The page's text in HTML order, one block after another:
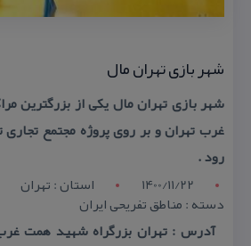
شهر بازی تهران مال
شهر بازی تهران مال یكی از بزرگترین
غرب تهران و بر روی پروژه مجتمع
رود .
1400/11/22
استان : تهران
دسته : مناطق تفریحی ایران
آدرس : تهران بزرگراه شهید همت